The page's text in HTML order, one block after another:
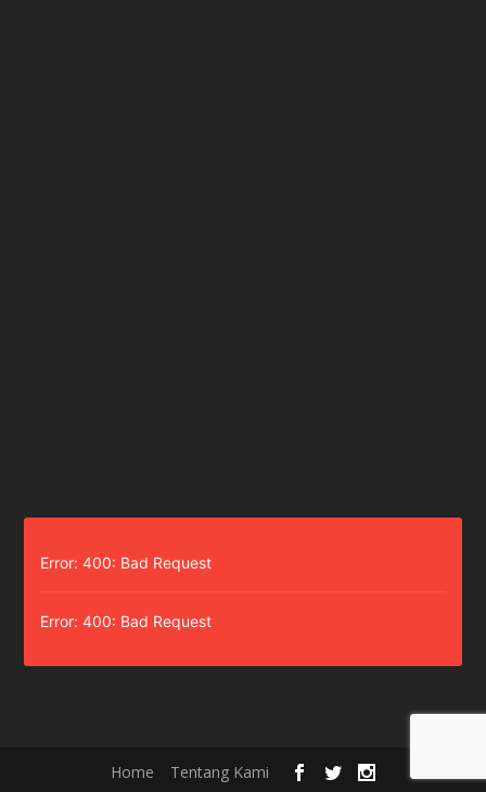
Error: 400: Bad Request
Error: 400: Bad Request
Home Tentang Kami